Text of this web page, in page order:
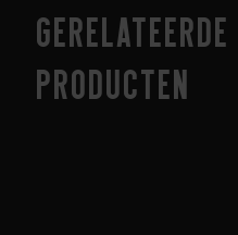
Gerelateerde
producten